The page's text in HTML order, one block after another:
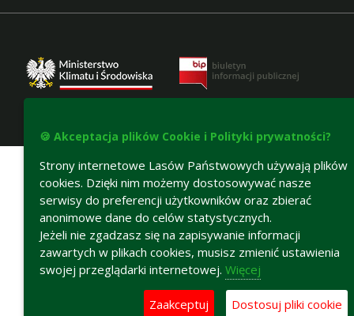
Deklaracja dostępności
🍪 Akceptacja plików Cookie i Polityki prywatności?
Strony internetowe Lasów Państwowych używają plików
cookies. Dzięki nim możemy dostosowywać nasze
serwisy do preferencji użytkowników oraz zbierać
anonimowe dane do celów statystycznych.
Jeżeli nie zgadzasz się na zapisywanie informacji
zawartych w plikach cookies, musisz zmienić ustawienia
swojej przeglądarki internetowej. Więcej
Zaakceptuj Dostosuj pliki cookie